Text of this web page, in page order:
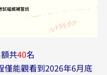
共40名
僅能觀看到2026年6月底